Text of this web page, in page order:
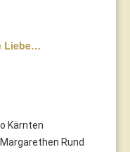
Liebe…
Kärnten
Rund